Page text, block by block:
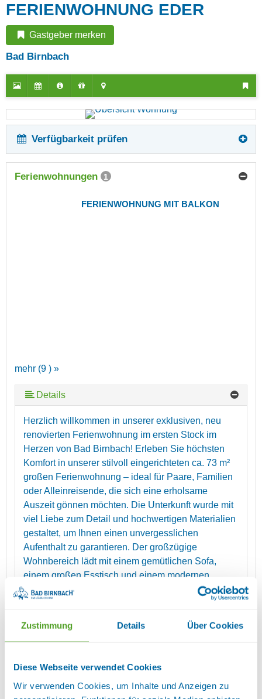
Zustimmung Details Über Cookies
Diese Webseite verwendet Cookies
Wir verwenden Cookies, um Inhalte und Anzeigen zu
FERIENWOHNUNG EDER
Gastgeber merken
Bad Birnbach
Verfügbarkeit prüfen
Ferienwohnungen 1
mehr (9 ) »
mehr (9 ) »
mehr (9 ) »
mehr (9 ) »
mehr (9 ) »
mehr (9 ) »
FERIENWOHNUNG MIT BALKON
Details
Herzlich willkommen in unserer exklusiven, neu
renovierten Ferienwohnung im ersten Stock im
Herzen von Bad Birnbach! Erleben Sie höchsten
Komfort in unserer stilvoll eingerichteten ca. 73 m²
großen Ferienwohnung – ideal für Paare, Familien
oder Alleinreisende, die sich eine erholsame
Auszeit gönnen möchten. Die Unterkunft wurde mit
viel Liebe zum Detail und hochwertigen Materialien
gestaltet, um Ihnen einen unvergesslichen
Aufenthalt zu garantieren. Der großzügige
Wohnbereich lädt mit einem gemütlichen Sofa,
einem großen Esstisch und einem modernen
Flachbild-TV (mit Satellitenempfang) zum
Verweilen ein. Hier können Sie entspannen, lesen,
lassen. Die offene, moderne Einbauküche ist
vollständig ausgestattet mit Cerankochfeld,
Wasserkocher, Toaster, Kaffeemaschine sowie
sämtlichem Koch- und Essgeschirr. Ideal, um sich